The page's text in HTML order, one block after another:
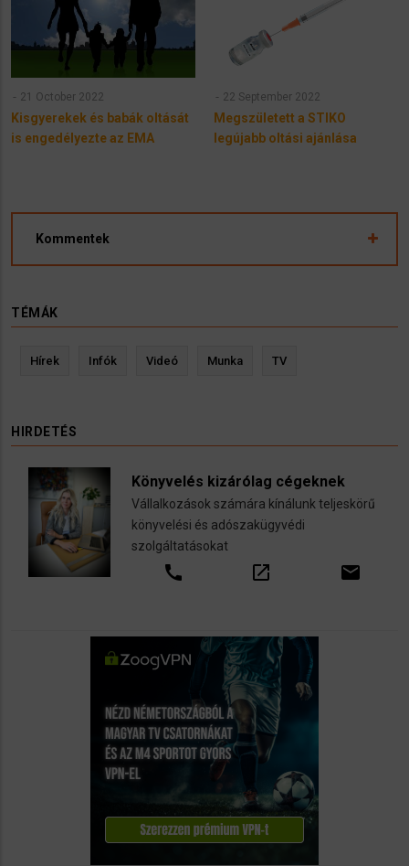
21 October 2022
Kisgyerekek és babák oltását
is engedélyezte az EMA
22 September 2022
Megszületett a STIKO
legújabb oltási ajánlása
Kommentek
TÉMÁK
Hírek Infók Videó Munka TV
HIRDETÉS
Könyvelés kizárólag cégeknek
Vállalkozások számára kínálunk teljeskörű
könyvelési és adószakügyvédi
szolgáltatásokat
call open_in_new email